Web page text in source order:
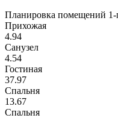
Планировка помещений 1-
Прихожая
4.94
Санузел
4.54
Гостиная
37.97
Спальня
13.67
Спальня